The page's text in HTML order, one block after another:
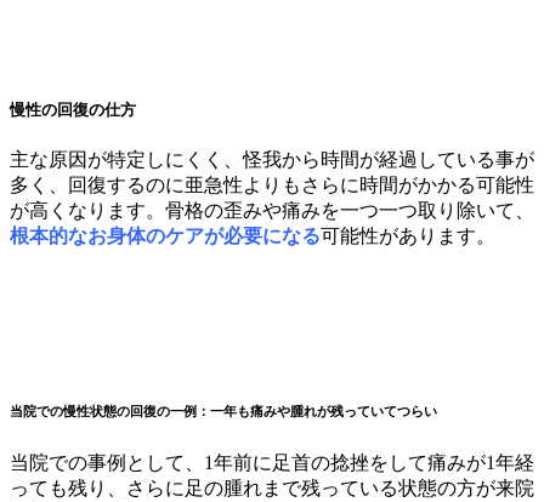
慢性の回復の仕方
主な原因が特定しにくく、怪我から時間が経過している事が
多く、回復するのに亜急性よりもさらに時間がかかる可能性
が高くなります。骨格の歪みや痛みを一つ一つ取り除いて、
根本的なお身体のケアが必要になる可能性があります。
当院での慢性状態の回復の一例：一年も痛みや腫れが残っていてつらい
当院での事例として、1年前に足首の捻挫をして痛みが1年経
っても残り、さらに足の腫れまで残っている状態の方が来院